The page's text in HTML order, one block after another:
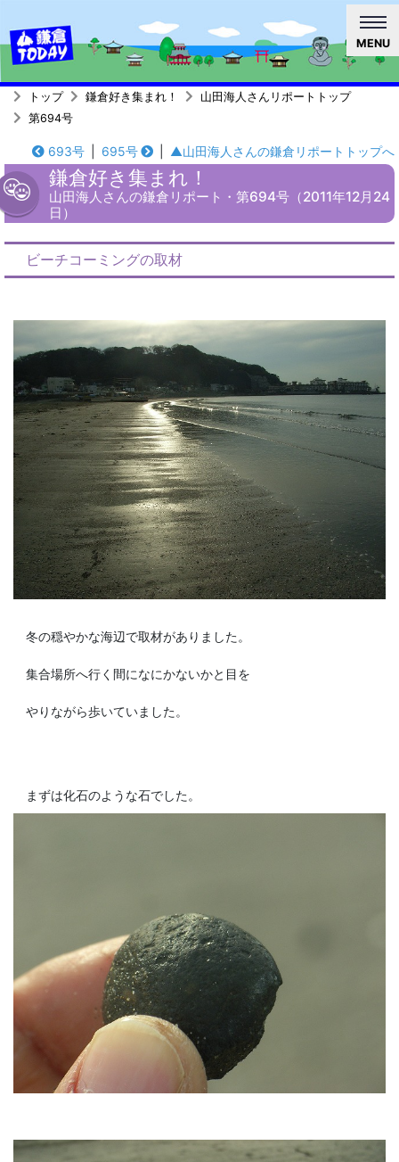
MENU
トップ 鎌倉好き集まれ！
山田海人さんリポートトップ
第694号
693号 695号 ▲山田海人さんの鎌倉リポートトップへ
鎌倉好き集まれ！
山田海人さんの鎌倉リポート・第694号（2011年12月24
日）
ビーチコーミングの取材
冬の穏やかな海辺で取材がありました。
集合場所へ行く間になにかないかと目を
やりながら歩いていました。
まずは化石のような石でした。